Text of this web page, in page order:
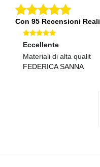
Con 95 Recensioni Reali
Eccellente
Materiali di alta qualit
FEDERICA SANNA